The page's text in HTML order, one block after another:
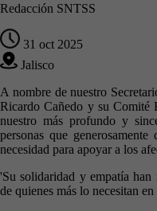
Redacción SNTSS
31 oct 2025
Jalisco
A nombre de nuestro
Ricardo Cañedo y su Comité
nuestro más profundo y
personas que
necesidad para apoyar a los
'Su solidaridad y empatía
de quienes más lo necesitan